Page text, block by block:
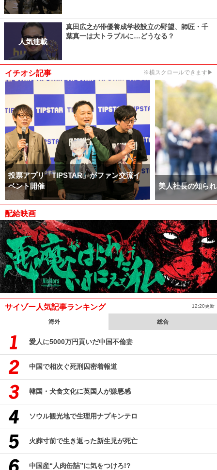
人気連載
真田広之が俳優養成学校設立の野望、師匠・千
葉真一は大トラブルに…どうなる？
イチオシ記事 ※横スクロールできます▶
投票アプリ「TIPSTAR」がファン交流イ
ベント開催
美人社長の知ら
配給映画
サイゾー人気記事ランキング 12:20更新
海外 総合
愛人に5000万円貢いだ中国不倫妻
中国で相次ぐ死刑囚密着報道
韓国・犬食文化に英国人が嫌悪感
ソウル観光地で生理用ナプキンテロ
火葬寸前で生き返った新生児が死亡
中国産“人肉缶詰”に気をつけろ!?